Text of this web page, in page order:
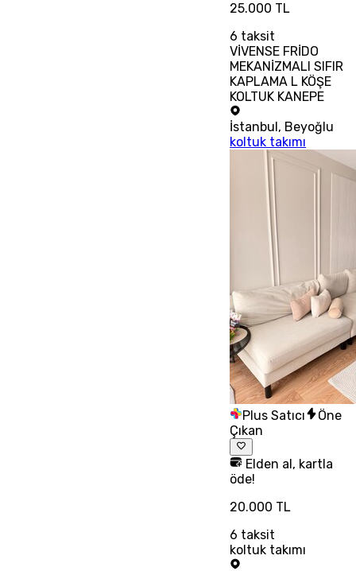
25.000 TL
6 taksit
VİVENSE FRİDO
MEKANİZMALI SIFIR
KAPLAMA L KÖŞE
KOLTUK KANEPE
İstanbul, Beyoğlu
koltuk takımı
Plus Satıcı
Öne
Çıkan
Elden al, kartla
öde!
20.000 TL
6 taksit
koltuk takımı